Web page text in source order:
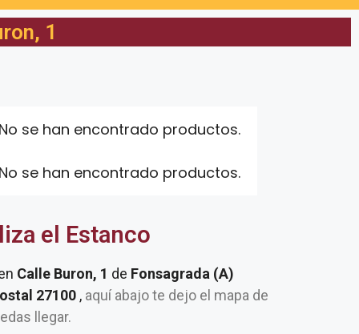
1
No se han encontrado productos.
No se han encontrado productos.
el Estanco
Calle Buron, 1 de Fonsagrada (A)
27100 , aquí abajo te dejo el mapa de
llegar.